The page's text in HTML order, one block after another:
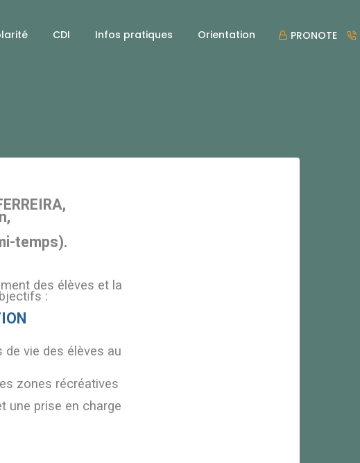
CDI Infos pratiques Orientation PRONOTE
temps).
des élèves et la
:
vie des élèves au
zones récréatives
une prise en charge